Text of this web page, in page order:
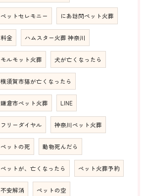
ペットセレモニー にあ訪問ペット火葬
料金 ハムスター火葬 神奈川
モルモット火葬 犬が亡くなったら
横須賀市猫が亡くなったら
鎌倉市ペット火葬 LINE
フリーダイヤル 神奈川ペット火葬
ペットの死 動物死んだら
ペットが、亡くなったら ペット火葬予約
不安解消 ペットの空